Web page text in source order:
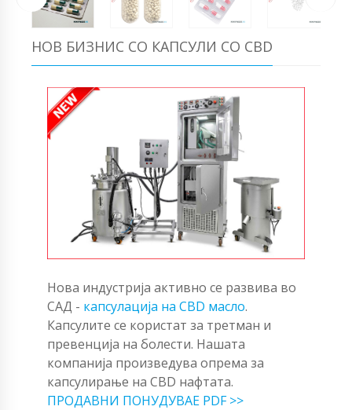
НОВ БИЗНИС СО КАПСУЛИ СО CBD
Нова индустрија активно се развива во
САД - капсулација на CBD масло.
Капсулите се користат за третман и
превенција на болести. Нашата
компанија произведува опрема за
капсулирање на CBD нафтата.
ПРОДАВНИ ПОНУДУВАЕ PDF >>